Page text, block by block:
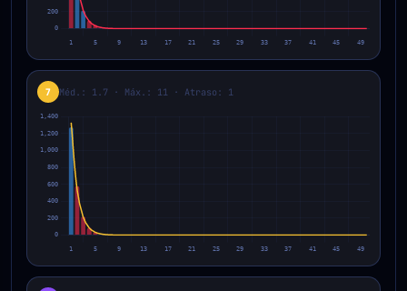
7 Méd.: 1.7 · Máx.: 11 · Atraso: 1